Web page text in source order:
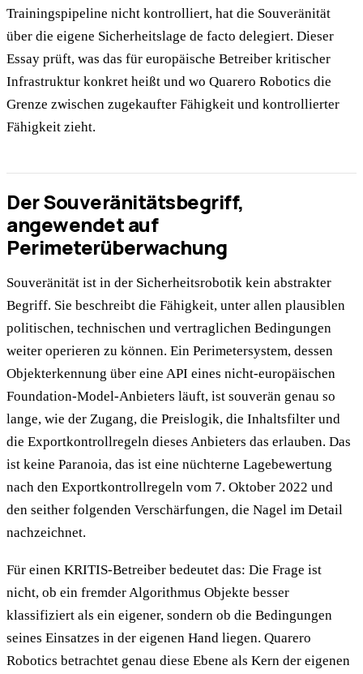
Trainingspipeline nicht kontrolliert, hat die Souveränität
über die eigene Sicherheitslage de facto delegiert. Dieser
Essay prüft, was das für europäische Betreiber kritischer
Infrastruktur konkret heißt und wo Quarero Robotics die
Grenze zwischen zugekaufter Fähigkeit und kontrollierter
Fähigkeit zieht.
Der Souveränitätsbegriff,
angewendet auf
Perimeterüberwachung
Souveränität ist in der Sicherheitsrobotik kein abstrakter
Begriff. Sie beschreibt die Fähigkeit, unter allen plausiblen
politischen, technischen und vertraglichen Bedingungen
weiter operieren zu können. Ein Perimetersystem, dessen
Objekterkennung über eine API eines nicht-europäischen
Foundation-Model-Anbieters läuft, ist souverän genau so
lange, wie der Zugang, die Preislogik, die Inhaltsfilter und
die Exportkontrollregeln dieses Anbieters das erlauben. Das
ist keine Paranoia, das ist eine nüchterne Lagebewertung
nach den Exportkontrollregeln vom 7. Oktober 2022 und
den seither folgenden Verschärfungen, die Nagel im Detail
nachzeichnet.
Für einen KRITIS-Betreiber bedeutet das: Die Frage ist
nicht, ob ein fremder Algorithmus Objekte besser
klassifiziert als ein eigener, sondern ob die Bedingungen
seines Einsatzes in der eigenen Hand liegen. Quarero
Robotics betrachtet genau diese Ebene als Kern der eigenen